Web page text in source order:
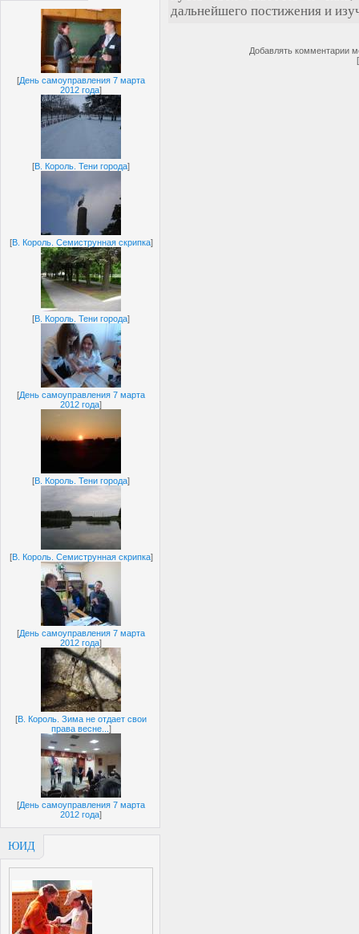
[День самоуправления 7 марта
2012 года]
[В. Король. Тени города]
[В. Король. Семиструнная скрипка]
[В. Король. Тени города]
[День самоуправления 7 марта
2012 года]
[В. Король. Тени города]
[В. Король. Семиструнная скрипка]
[День самоуправления 7 марта
2012 года]
[В. Король. Зима не отдает свои
права весне... ]
[День самоуправления 7 марта
2012 года]
ЮИД
дальнейшего постижения и
Добавлять комментарии